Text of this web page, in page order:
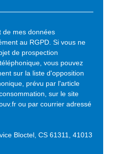
de mes données
au RGPD. Si vous ne
de prospection
vous pouvez
sur la liste d'opposition
prévu par l'article
sur le site
ou par courrier adressé
Bloctel, CS 61311, 41013